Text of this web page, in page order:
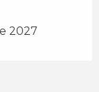
2027